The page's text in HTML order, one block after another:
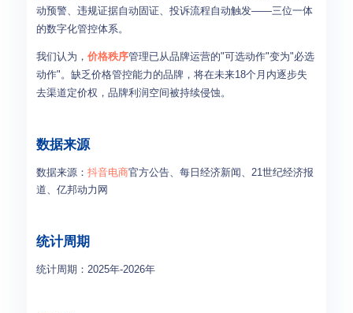
动预警、违规证据自动固证、投诉流程自动触发——三位一体
的数字化管控体系。
我们认为， 价格秩序管理已从品牌运营的"可选动作"变为"必选
动作"。缺乏价格管控能力的品牌，将在未来18个月内逐步失
去渠道定价权，品牌利润空间被持续侵蚀。
数据来源
数据来源： 抖音电商官方公告、每日经济新闻、21世纪经济报
道、亿邦动力网
统计周期
统计周期：2025年-2026年